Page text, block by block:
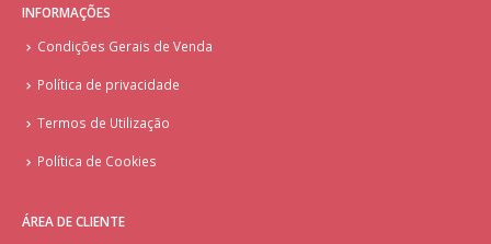
INFORMAÇÕES
Condições Gerais de Venda
Política de privacidade
Termos de Utilização
Política de Cookies
ÁREA DE CLIENTE